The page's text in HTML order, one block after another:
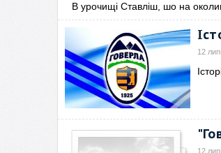
В урочищі Ставліш, шо на
12
12